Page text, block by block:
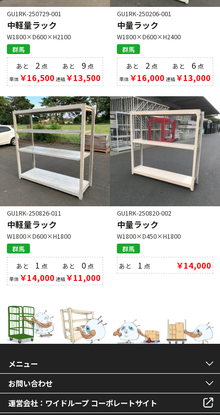
GU1RK-250729-001
中軽量ラック
W1800×D600×H2100
群馬
あと 2 点
単体 ￥16,500
あと 9点
連結￥13,500
GU1RK-250206-001
中量ラック
W1800×D600×H2400
群馬
あと 2 点
単体 ￥16,000
あと 6点
連結￥13,000
GU1RK-250826-011
中軽量ラック
W1800×D600×H1800
群馬
あと 1 点
単体 ￥14,000
あと 0点
連結￥11,000
GU1RK-250820-002
中量ラック
W1800×D450×H1800
群馬
あと 1 点 ￥14,000
メニュー
お問い合わせ
運営会社：ワイドループ コーポレートサイト